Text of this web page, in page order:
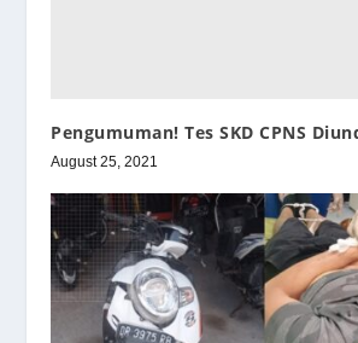
Pengumuman! Tes SKD CPNS
August 25, 2021